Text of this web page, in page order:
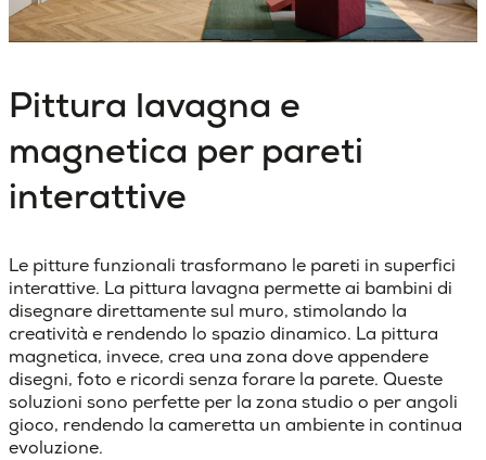
Pittura lavagna e
magnetica per pareti
interattive
Le pitture funzionali trasformano le pareti in superfici
interattive. La pittura lavagna permette ai bambini di
disegnare direttamente sul muro, stimolando la
creatività e rendendo lo spazio dinamico. La pittura
magnetica, invece, crea una zona dove appendere
disegni, foto e ricordi senza forare la parete. Queste
soluzioni sono perfette per la zona studio o per angoli
gioco, rendendo la cameretta un ambiente in continua
evoluzione.